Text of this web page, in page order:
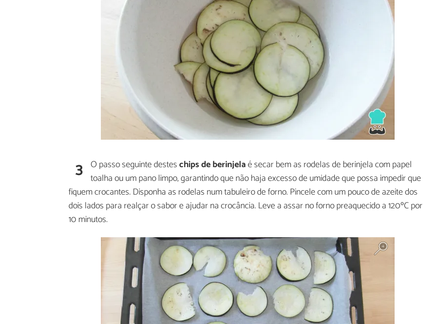
3 O passo seguinte desteschips de berinjelaé secar bem as rodelas de berinjela com papel
toalha ou um pano limpo, garantindo que não haja excesso de umidade que possa impedir que
fiquem crocantes. Disponha as rodelas num tabuleiro de forno. Pincele com um pouco de azeite dos
dois lados para realçar o sabor e ajudar na crocância. Leve a assar no forno preaquecido a 120ºC por
10 minutos.